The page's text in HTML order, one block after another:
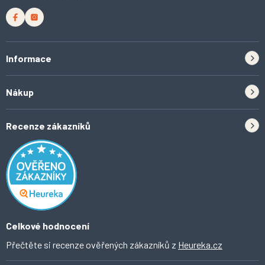
Informace
Tipy do kuchyně
Inspirace a trendy
Domácí vychytávky
O Ahomi
Nákup
Obchodní podmínky
Ochrana osobních údajů
Recenze zákazníků
Celkové hodnocení
Přečtěte si recenze ověřených zákazníků z Heureka.cz